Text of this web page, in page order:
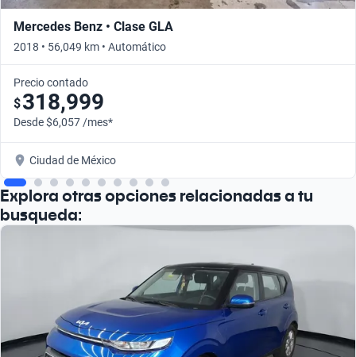
Mercedes Benz • Clase GLA
2018 • 56,049 km • Automático
Precio contado
$318,999
Desde $6,057 /mes*
Ciudad de México
Explora otras opciones relacionadas a tu
busqueda: